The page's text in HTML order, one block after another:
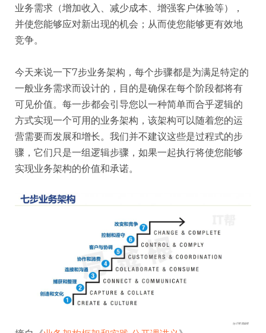
业务需求（增加收入、减少成本、增强客户体验等），
并使您能够应对新出现的机会；从而使您能够更有效地
竞争。
​今天来说一下7步业务架构，每个步骤都是为满足特定的
一般业务需求而设计的，目的是确保在每个阶段都将有
可见价值。每一步都会引导您以一种简单而合乎逻辑的
方式实现一个可用的业务架构，该架构可以随着您的运
营需要而发展和增长。我们并不建议这些是过程式的步
骤，它们只是一组逻辑步骤，如果一起执行将使您能够
实现业务架构的价值和承诺。